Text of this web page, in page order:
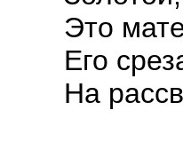
Это
Его
На